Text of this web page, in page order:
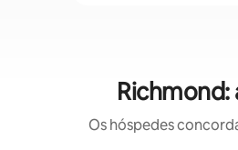
Os hóspedes